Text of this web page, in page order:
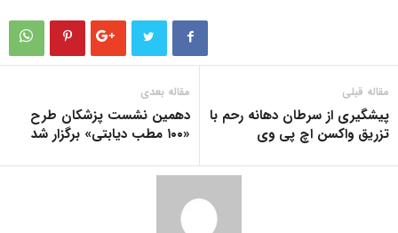
مقاله قبلی
پیشگیری از سرطان دهانه رحم با
تزریق واکسن اچ پی وی
مقاله بعدی
دهمین نشست پزشکان طرح
«۱۰۰ مطب دیابتی» برگزار شد